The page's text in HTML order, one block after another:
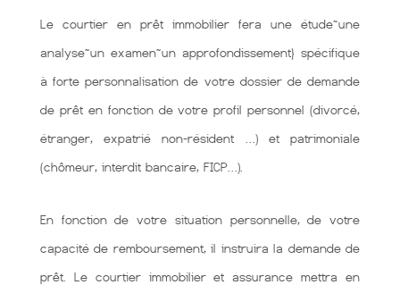
Le courtier en prêt immobilier fera une étude~une
analyse~un examen~un approfondissement} spécifique
à forte personnalisation de votre dossier de demande
de prêt en fonction de votre profil personnel (divorcé,
étranger, expatrié non-résident …) et patrimoniale
(chômeur, interdit bancaire, FICP…).
En fonction de votre situation personnelle, de votre
capacité de remboursement, il instruira la demande de
prêt. Le courtier immobilier et assurance mettra en